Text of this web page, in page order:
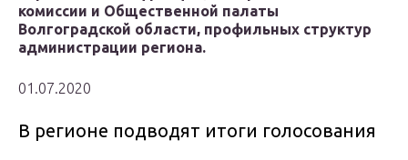
комиссии и Общественной палаты
Волгоградской области, профильных структур
администрации региона.
01.07.2020
В регионе подводят итоги голосования